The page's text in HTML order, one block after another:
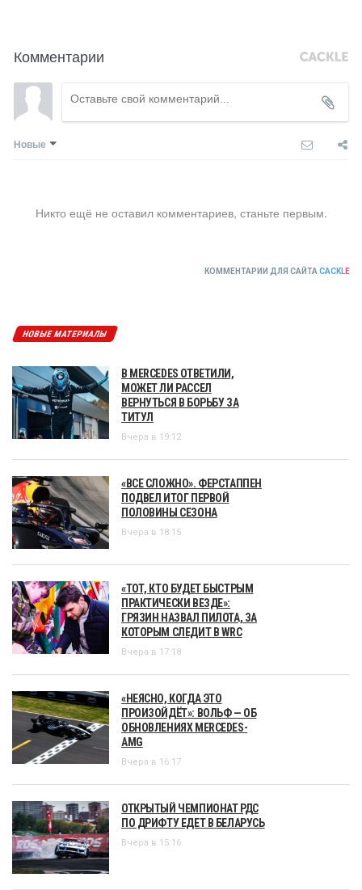
Комментарии
Новые
Никто ещё не оставил комментариев, станьте первым.
КОММЕНТАРИИ ДЛЯ САЙТА CACKLE
НОВЫЕ МАТЕРИАЛЫ
В MERCEDES ОТВЕТИЛИ,
МОЖЕТ ЛИ РАССЕЛ
ВЕРНУТЬСЯ В БОРЬБУ ЗА
ТИТУЛ
Вчера в 19:12
«ВСЕ СЛОЖНО». ФЕРСТАППЕН
ПОДВЕЛ ИТОГ ПЕРВОЙ
ПОЛОВИНЫ СЕЗОНА
Вчера в 18:15
«ТОТ, КТО БУДЕТ БЫСТРЫМ
ПРАКТИЧЕСКИ ВЕЗДЕ»:
ГРЯЗИН НАЗВАЛ ПИЛОТА, ЗА
КОТОРЫМ СЛЕДИТ В WRC
Вчера в 17:18
«НЕЯСНО, КОГДА ЭТО
ПРОИЗОЙДЁТ»: ВОЛЬФ — ОБ
ОБНОВЛЕНИЯХ MERCEDES-
AMG
Вчера в 16:17
ОТКРЫТЫЙ ЧЕМПИОНАТ РДС
ПО ДРИФТУ ЕДЕТ В БЕЛАРУСЬ
Вчера в 15:16